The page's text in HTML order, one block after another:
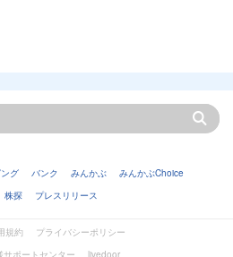
グ バンク みんかぶ
みんかぶChoice
株探 プレスリリース
規約
プライバシーポリシー
ポートセンター
livedoor